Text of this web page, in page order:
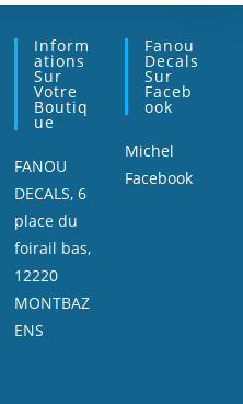
Inform
Ations
Sur
Votre
Boutiq
Ue
FANOU
DECALS, 6
place du
foirail bas,
12220
MONTBAZ
ENS
Fanou
Decals
Sur
Faceb
Ook
Michel
Facebook